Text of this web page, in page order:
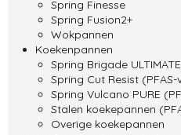
Spring Finesse
Spring Fusion2+
Wokpannen
Koekenpannen
Spring Brigade
Spring Cut Resist (PFAS-
Spring Vulcano PURE
Stalen koekepannen
Overige koekepannen